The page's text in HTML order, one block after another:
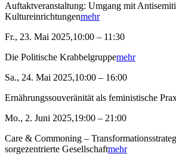
Auftaktveranstaltung: Umgang mit
Kultureinrichtungenmehr
Fr., 23. Mai 2025,10:00 – 11:30
Die Politische Krabbelgruppemehr
Sa., 24. Mai 2025,10:00 – 16:00
Ernährungssouveränität als feministische
Mo., 2. Juni 2025,19:00 – 21:00
Care & Commoning –
sorgezentrierte Gesellschaftmehr